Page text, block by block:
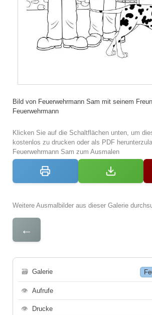
Bild von Feuerwehrmann Sam mit seinem
Feuerwehrmann
Klicken Sie auf die Schaltflächen unten, um
kostenlos zu drucken oder als PDF
Feuerwehrmann Sam zum Ausmalen
Weitere Ausmalbilder aus dieser Galerie
←
🗃 Galerie
👁 Aufrufe
👁 Drucke